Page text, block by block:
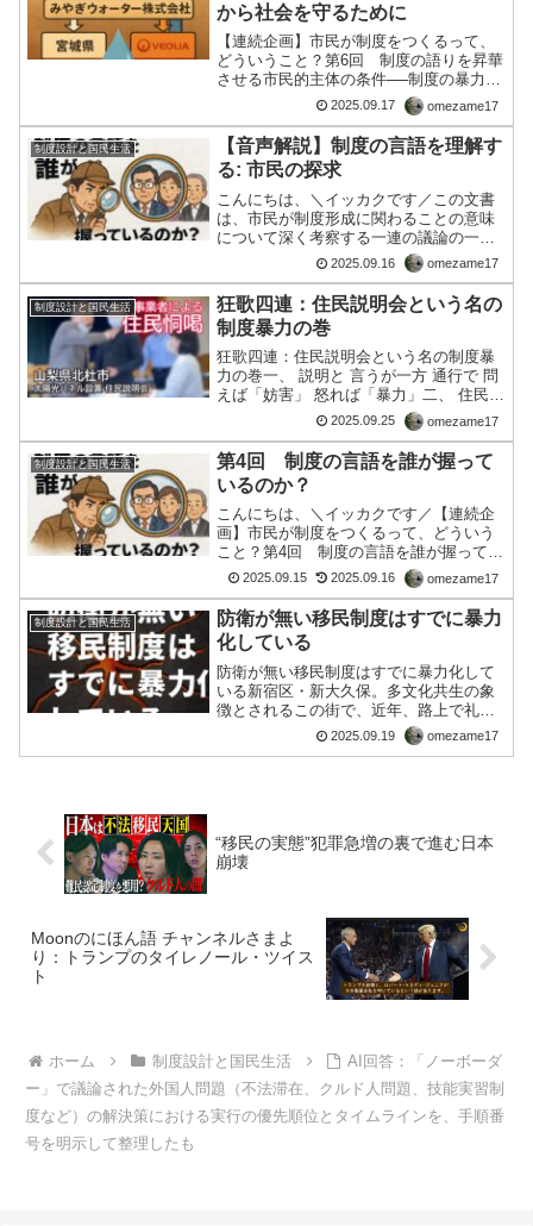
から社会を守るために
【連続企画】市民が制度をつくるって、
どういうこと？第6回 制度の語りを昇華
させる市民的主体の条件──制度の暴力か
ら社会を守るためにこんにちは。この連
載では、「制度とは何か」「市民が制度
をつくるとはどういうことか」を、問い
続けてきました。前回...
2025.09.17 omezame17
制度設計と国民生活
【音声解説】制度の言語を理解す
る: 市民の探求
こんにちは、＼イッカクです／この文書
は、市民が制度形成に関わることの意味
について深く考察する一連の議論の一部
であり、特に制度を支える「言葉」の力
に焦点を当てています。ソース元は、制
度が単なる規則だけでなく、それを**正
当化し、批判を抑えるた...
2025.09.16 omezame17
制度設計と国民生活
狂歌四連：住民説明会という名の
制度暴力の巻
狂歌四連：住民説明会という名の制度暴
力の巻一、 説明と 言うが一方 通行で 問
えば「妨害」 怒れば「暴力」二、 住民の
声は議事録 に残らず 「ご理解ください」
で幕は閉じる三、 環境の 名にて押し寄せ
る重機隊 説明会とは 先制攻撃四、 制...
2025.09.25 omezame17
制度設計と国民生活
第4回 制度の言語を誰が握って
いるのか？
こんにちは、＼イッカクです／【連続企
画】市民が制度をつくるって、どういう
こと？第4回 制度の言語を誰が握ってい
るのか？――語りの支配構造を捜査する
市民のまなざしこんにちは。この連続企
画では、「制度とは何か」「市民が制度
をつくるとはどういうこ...
2025.09.15 2025.09.16 omezame17
制度設計と国民生活
防衛が無い移民制度はすでに暴力
化している
防衛が無い移民制度はすでに暴力化して
いる新宿区・新大久保。多文化共生の象
徴とされるこの街で、近年、路上で礼拝
をするイスラム教徒の姿が目立つように
なった。彼らにとって礼拝は宗教的義務
2025.09.19 omezame17
“移民の実態”犯罪急増の裏で進む日本
崩壊
Moonのにほん語 チャンネルさまよ
り：トランプのタイレノール・ツイス
ト
ホーム 制度設計と国民生活
AI回答：「ノーボーダ
ー」で議論された外国人問題（不法滞在、クルド人問題、技能実習制
度など）の解決策における実行の優先順位とタイムラインを、手順番
号を明示して整理したも